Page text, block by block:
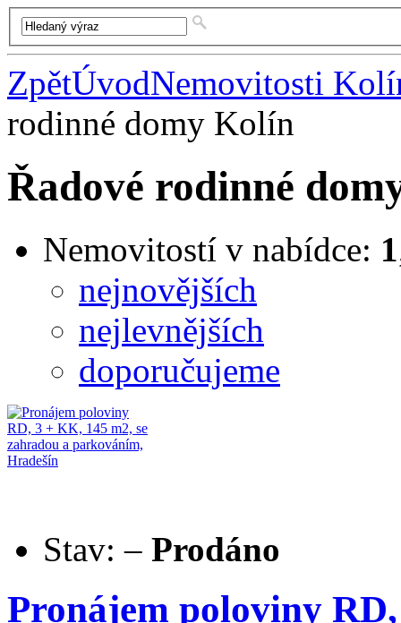
ZpětÚvodNemovitosti
rodinné domy Kolín
Řadové rodinné
Nemovitostí v nabídce: 1
nejnovějších
nejlevnějších
doporučujeme
Stav: – Prodáno
Pronájem poloviny